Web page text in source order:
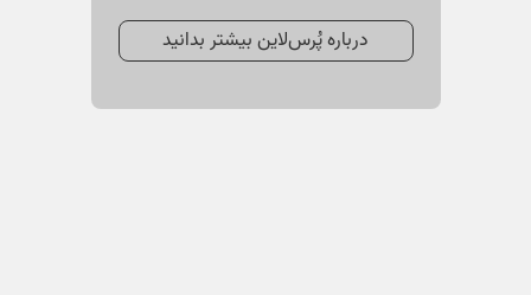
درباره پُرس‌لاین بیشتر بدانید